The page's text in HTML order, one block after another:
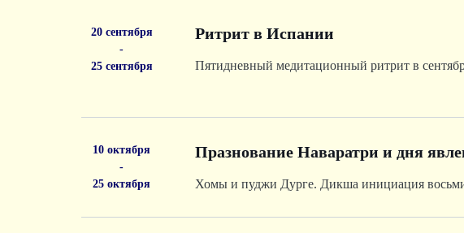
20 сентября
-
25 сентября
Ритрит в Испании
Пятидневный медитационный ритрит в
10 октября
-
25 октября
Празнование Наваратри и дня
Хомы и